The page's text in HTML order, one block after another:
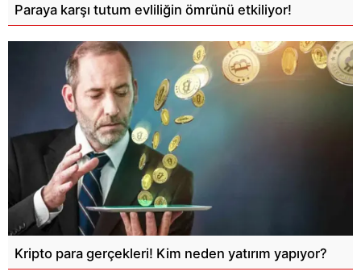
Paraya karşı tutum evliliğin ömrünü etkiliyor!
Kripto para gerçekleri! Kim neden yatırım yapıyor?